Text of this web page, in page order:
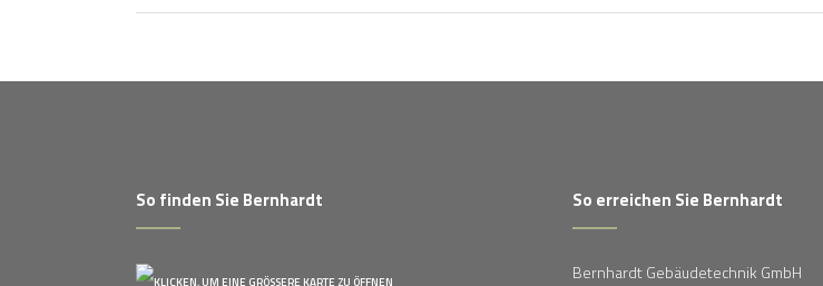
So finden Sie Bernhardt So erreichen Sie Bernhardt
Bernhardt Gebäudetechnik GmbH